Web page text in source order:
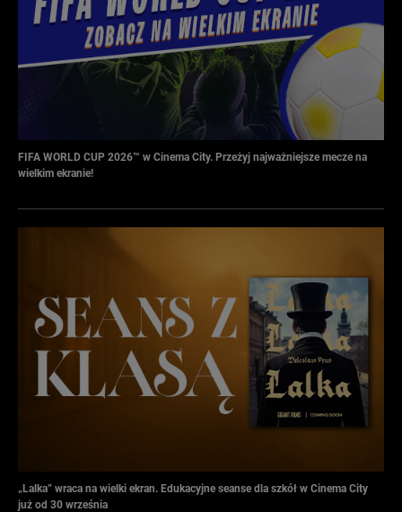
FIFA WORLD CUP 2026™ w Cinema City. Przeżyj najważniejsze mecze na
wielkim ekranie!
„Lalka” wraca na wielki ekran. Edukacyjne seanse dla szkół w Cinema City
już od 30 września